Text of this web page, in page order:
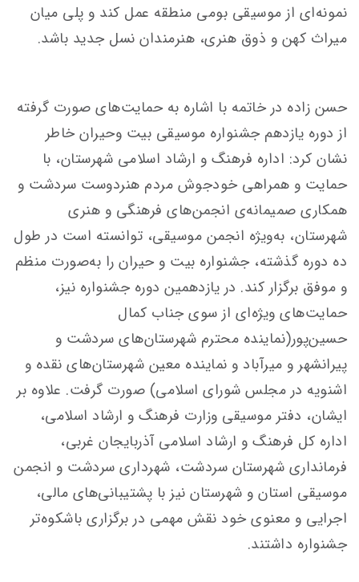
نمونەای از موسیقی بومی منطقه عمل کند و پلی میان
میراث کهن و ذوق هنری، هنرمندان نسل جدید باشد.
حسن زاده در خاتمه با اشاره به حمایت‌های صورت گرفته
از دوره یازدهم جشنواره موسیقی بیت وحیران خاطر
نشان کرد: اداره فرهنگ و ارشاد اسلامی شهرستان، با
حمایت و همراهی خودجوش مردم هنردوست سردشت و
همکاری صمیمانه‌ی انجمن‌های فرهنگی و هنری
شهرستان، به‌ویژه انجمن موسیقی، توانسته است در طول
ده دوره گذشته، جشنواره بیت و حیران را به‌صورت منظم
و موفق برگزار کند. در یازدهمین دوره جشنواره نیز،
حمایت‌های ویژه‌ای از سوی جناب کمال
حسین‌پور(نماینده محترم شهرستان‌های سردشت و
پیرانشهر و میرآباد و نماینده معین شهرستان‌های نقده و
اشنویه در مجلس شورای اسلامی) صورت گرفت. علاوه بر
ایشان، دفتر موسیقی وزارت فرهنگ و ارشاد اسلامی،
اداره کل فرهنگ و ارشاد اسلامی آذربایجان غربی،
فرمانداری شهرستان سردشت، شهرداری سردشت و انجمن
موسیقی استان و شهرستان نیز با پشتیبانی‌های مالی،
اجرایی و معنوی خود نقش مهمی در برگزاری باشکوه‌تر
جشنواره داشتند.